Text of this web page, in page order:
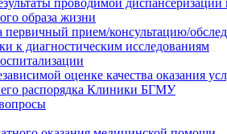
проводимой диспансеризации
образа жизни
первичный прием/консультацию/
к диагностическим исследованиям
оценке качества оказания
распорядка Клиники БГМУ